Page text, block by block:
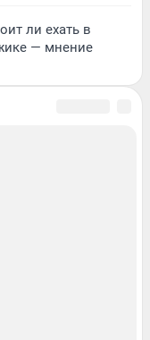
ли ехать в
— мнение